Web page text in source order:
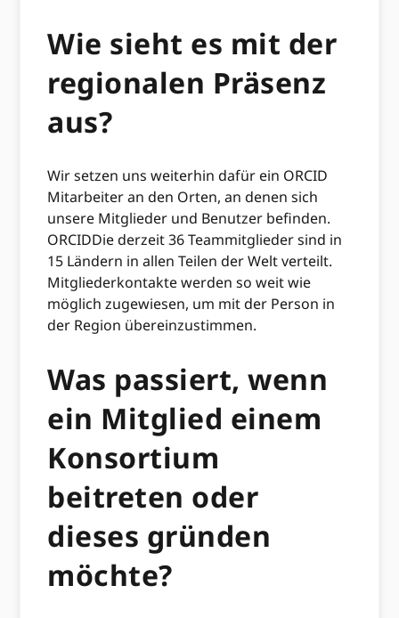
Wie sieht es mit der
regionalen Präsenz
aus?
Wir setzen uns weiterhin dafür ein ORCID
Mitarbeiter an den Orten, an denen sich
unsere Mitglieder und Benutzer befinden.
ORCIDDie derzeit 36 ​​Teammitglieder sind in
15 Ländern in allen Teilen der Welt verteilt.
Mitgliederkontakte werden so weit wie
möglich zugewiesen, um mit der Person in
der Region übereinzustimmen.
Was passiert, wenn
ein Mitglied einem
Konsortium
beitreten oder
dieses gründen
möchte?